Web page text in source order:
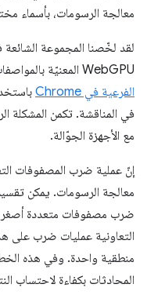
معالجة الرسومات، بأسماء
لقد لخّصنا المجموعة
WebGPU المعنيّة بالمواصفات. لقد
الفرعية في Chrome
في المناقشة. تكمن المشكلة
مع الأجهزة الجوّالة.
إنّ عملية ضرب المصفوفات
معالجة الرسومات. يمكن
ضرب مصفوفات متعددة
التعاونية عمليات ضرب على
منطقية واحدة. وفي هذه
المحادثات بكفاءة لاحتساب